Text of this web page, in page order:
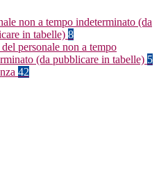
non a tempo indeterminato (da
in tabelle) 8
personale non a tempo
(da pubblicare in tabelle) 5
42